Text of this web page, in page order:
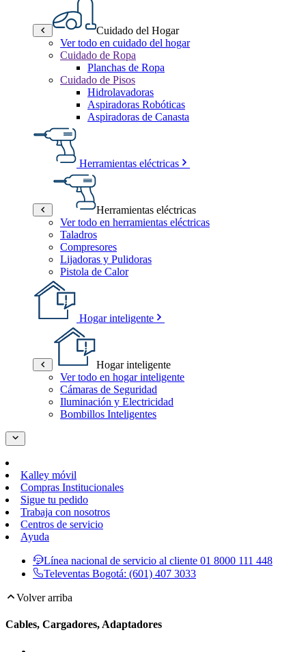
Cuidado del Hogar
Ver todo en cuidado del hogar
Cuidado de Ropa
Planchas de Ropa
Cuidado de Pisos
Hidrolavadoras
Aspiradoras Robóticas
Aspiradoras de Canasta
Herramientas eléctricas
Herramientas eléctricas
Ver todo en herramientas eléctricas
Taladros
Compresores
Lijadoras y Pulidoras
Pistola de Calor
Hogar inteligente
Hogar inteligente
Ver todo en hogar inteligente
Cámaras de Seguridad
Iluminación y Electricidad
Bombillos Inteligentes
Kalley móvil
Compras Institucionales
Sigue tu pedido
Trabaja con nosotros
Centros de servicio
Ayuda
Línea nacional de servicio al cliente 01 8000 111 448
Televentas Bogotá: (601) 407 3033
Volver arriba
Cables, Cargadores, Adaptadores